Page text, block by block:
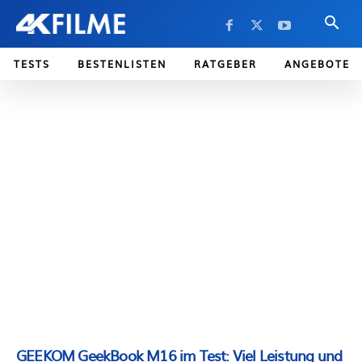
TESTS BESTENLISTEN RATGEBER ANGEBOTE
GEEKOM GeekBook M16 im Test: Viel Leistung und